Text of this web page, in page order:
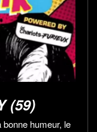
(59)
humeur, le